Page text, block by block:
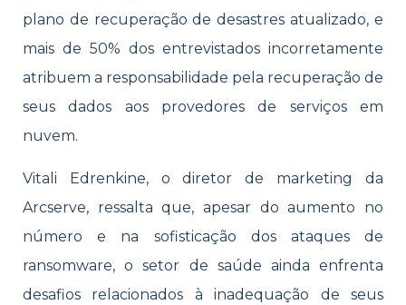
plano de recuperação de desastres atualizado, e
mais de 50% dos entrevistados incorretamente
atribuem a responsabilidade pela recuperação de
seus dados aos provedores de serviços em
nuvem.
Vitali Edrenkine, o diretor de marketing da
Arcserve, ressalta que, apesar do aumento no
número e na sofisticação dos ataques de
ransomware, o setor de saúde ainda enfrenta
desafios relacionados à inadequação de seus